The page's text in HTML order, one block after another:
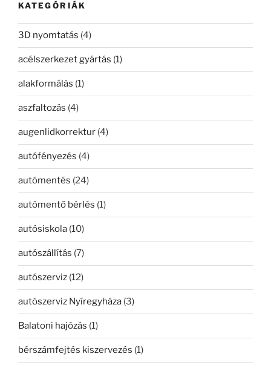
KATEGÓRIÁK
3D nyomtatás (4)
acélszerkezet gyártás (1)
alakformálás (1)
aszfaltozás (4)
augenlidkorrektur (4)
autófényezés (4)
autómentés (24)
autómentő bérlés (1)
autósiskola (10)
autószállítás (7)
autószerviz (12)
autószerviz Nyíregyháza (3)
Balatoni hajózás (1)
bérszámfejtés kiszervezés (1)